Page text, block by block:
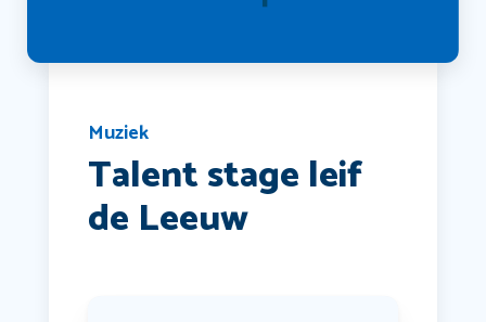
Muziek
Talent stage leif
de Leeuw